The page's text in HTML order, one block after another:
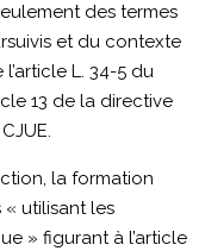
des termes
et du contexte
L. 34-5 du
13 de la directive
la formation
utilisant les
» figurant à l’article